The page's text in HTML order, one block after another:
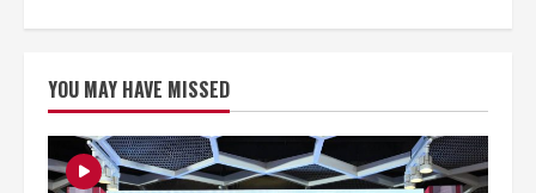
ความ
มั่งคั่ง
ทางการ
เงิน
ให้
คน
รุ่น
YOU MAY HAVE MISSED